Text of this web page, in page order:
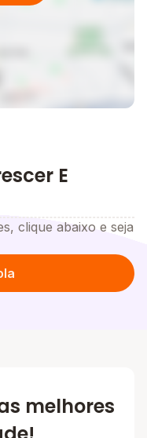
E
clique abaixo e seja
melhores